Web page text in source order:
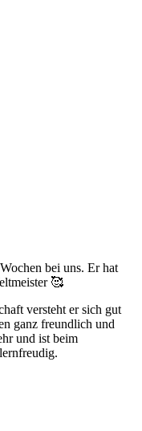
bei uns. Er hat
🥰
versteht er sich gut
ganz freundlich und
und ist beim